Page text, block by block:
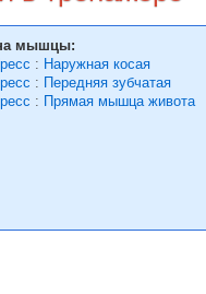
мышцы:
: Наружная косая
: Передняя зубчатая
: Прямая мышца живота